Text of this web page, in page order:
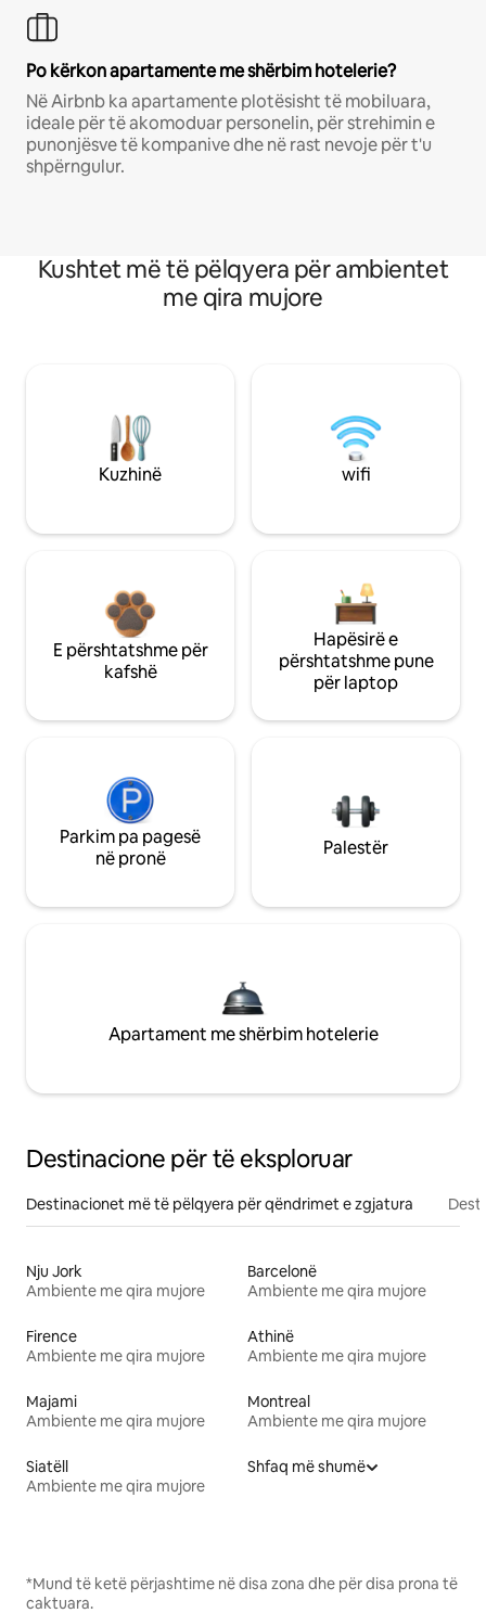
Po kërkon apartamente me shërbim hotelerie?
Në Airbnb ka apartamente plotësisht të mobiluara,
ideale për të akomoduar personelin, për strehimin e
punonjësve të kompanive dhe në rast nevoje për t'u
shpërngulur.
Kushtet më të pëlqyera për ambientet
me qira mujore
Kuzhinë wifi
E përshtatshme për
kafshë
Hapësirë e
përshtatshme pune
për laptop
Parkim pa pagesë
në pronë
Palestër
Apartament me shërbim hotelerie
Destinacione për të eksploruar
Destinacionet më të pëlqyera për qëndrimet e zgjatura
Nju Jork
Ambiente me qira mujore
Barcelonë
Ambiente me qira mujore
Firence
Ambiente me qira mujore
Athinë
Ambiente me qira mujore
Majami
Ambiente me qira mujore
Montreal
Ambiente me qira mujore
Siatëll
Ambiente me qira mujore
Shfaq më shumë
*Mund të ketë përjashtime në disa zona dhe për disa prona të
caktuara.